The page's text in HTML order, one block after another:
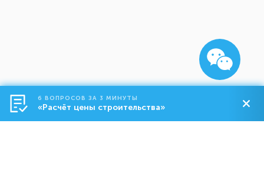
6 ВОПРОСОВ ЗА 3 МИНУТЫ
«Расчёт цены строительства»